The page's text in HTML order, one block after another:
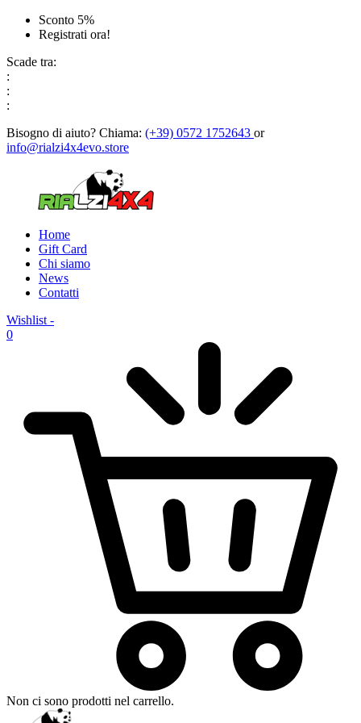
Sconto 5%
Registrati ora!
Scade tra:
:
:
:
Bisogno di aiuto? Chiama: (+39) 0572 1752643 or
info@rialzi4x4evo.store
Home
Gift Card
Chi siamo
News
Contatti
Wishlist -
0
Non ci sono prodotti nel carrello.